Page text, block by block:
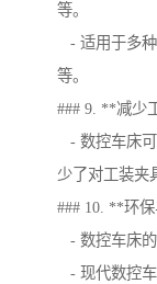
等。
- 适用于多
等。
### 9. **减少
- 数控车床
少了对工装夹
### 10. **环
- 数控车床的
- 现代数控车